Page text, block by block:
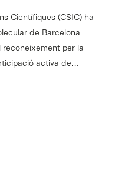
Científiques (CSIC) ha
de Barcelona
reconeixement per la
activa de…